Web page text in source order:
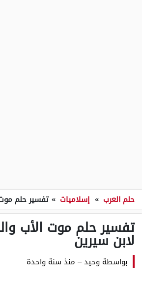
حلم العرب » إسلاميات » تفسير حلم موت
تفسير حلم موت الأب
لابن سيرين
بواسطة وحيد– منذ سنة واحدة